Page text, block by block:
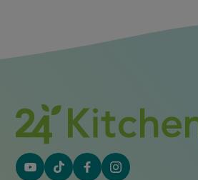
YouTubeTiktokFacebookInstagram